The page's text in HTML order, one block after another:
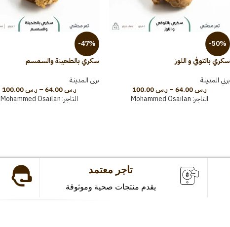
-50%
سكري بالتوفي و اللوز
برني المدينة
ر.س64.00
– ر.س100.00
التاجر: Mohammed Osailan
-47%
سكري بالطحينة والسمسم
برني المدينة
ر.س64.00
– ر.س100.00
التاجر: Mohammed Osailan
تاجر معتمد
يقدم منتجات صحية وموثوقة